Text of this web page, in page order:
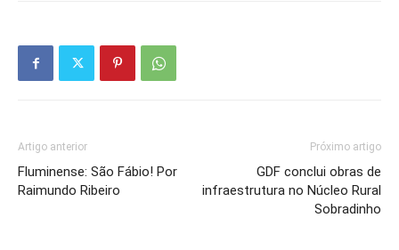
Artigo anterior
Fluminense: São Fábio! Por
Raimundo Ribeiro
Próximo artigo
GDF conclui obras de
infraestrutura no Núcleo Rural
Sobradinho